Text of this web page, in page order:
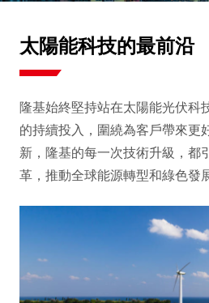
太陽能科技的最前沿
隆基始終堅持站在太陽能光伏科
的持續投入，圍繞為客戶帶來更
新，隆基的每一次技術升級，都
革，推動全球能源轉型和綠色發展